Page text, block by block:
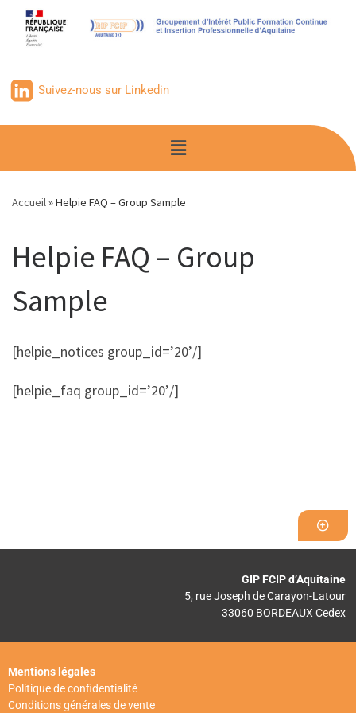
principal
Suivez-nous sur Linkedin
Accueil»Helpie FAQ – Group Sample
Helpie FAQ – Group
Sample
[helpie_notices group_id=’20’/]
[helpie_faq group_id=’20’/]
GIP FCIP d’Aquitaine
5, rue Joseph de Carayon-Latour
33060 BORDEAUX Cedex
Mentions légales
Politique de confidentialité
Conditions générales de vente